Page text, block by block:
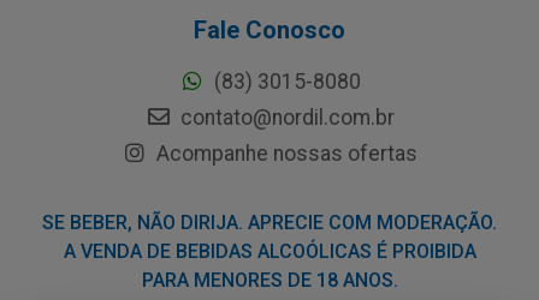
Fale Conosco
(83) 3015-8080
contato@nordil.com.br
Acompanhe nossas ofertas
SE BEBER, NÃO DIRIJA. APRECIE COM MODERAÇÃO.
A VENDA DE BEBIDAS ALCOÓLICAS É PROIBIDA
PARA MENORES DE 18 ANOS.